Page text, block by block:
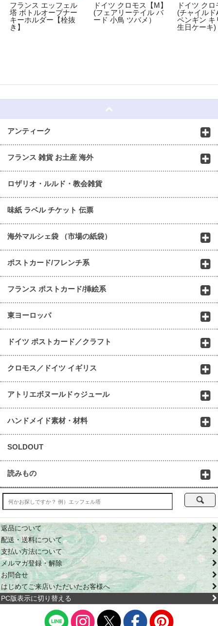
フランス エッフェル
塔 ボトルオープナー
キーホルダー【栓抜
き】
ドイツ クロモス【M】
(フェアリーテイル バ
ード 小鳥 ツバメ）
ドイツ ク
(チャイルド
ペンギン キ
生日ケーキ)
アンティーク
フランス 雑貨 お土産 海外
ロザリオ・ルルド・教会雑貨
味紙 ラベル チケット 伝票
海外マルシェ袋 （市場の紙袋）
ポストカード/フレンチ系
フランス ポストカード/挿絵系
東ヨーロッパ
ドイツ ポストカード／クラフト
クロモス／ドイツ イギリス
アトリエボヌールドゥジュール
ハンドメイド素材・材料
SOLDOUT
読みもの
返品について
配送・送料について
支払い方法について
メルマガ登録・解除
お問合せ
はじめてご来店いただいたお客様へ
PC版表示に切り替える